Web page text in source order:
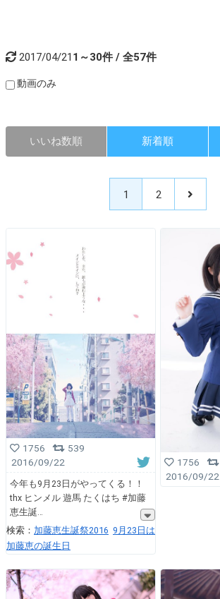
2017/04/21 1～30件 / 全57件
動画のみ
いいね数順 新着順
1 2
1756
539
2016/09/22
今年も9月23日がやってくる！！
thx ヒンメル 遊馬 たくはち #加藤
恵生誕
検索： 加藤恵生誕祭2016 9月23日は
加藤恵の誕生日
1756
2016/09/22